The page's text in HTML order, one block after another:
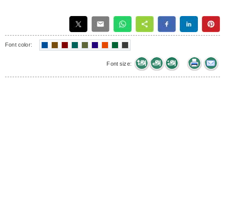
Font color:
Font size: